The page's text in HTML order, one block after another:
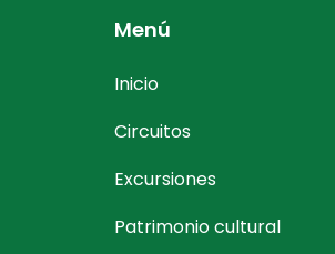
Menú
Inicio
Circuitos
Excursiones
Patrimonio cultural